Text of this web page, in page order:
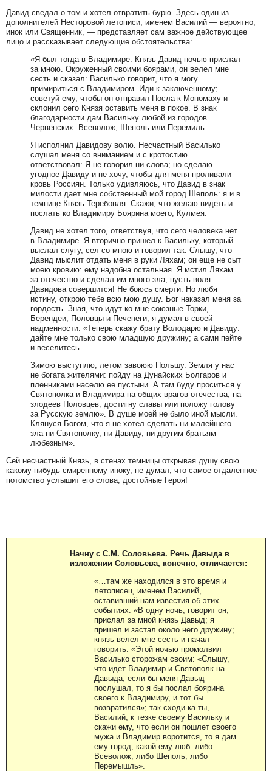
Давид сведал о том и хотел отвратить бурю. Здесь один из
дополнителей Несторовой летописи, именем Василий — вероятно,
инок или Священник, — представляет сам важное действующее
лицо и рассказывает следующие обстоятельства:
«Я был тогда в Владимире. Князь Давид ночью прислал
за мною. Окруженный своими боярами, он велел мне
сесть и сказал: Василько говорит, что я могу
примириться с Владимиром. Иди к заключенному;
советуй ему, чтобы он отправил Посла к Мономаху и
склонил сего Князя оставить меня в покое. В знак
благодарности дам Васильку любой из городов
Червенских: Всеволож, Шеполь или Перемиль.
Я исполнил Давидову волю. Несчастный Василько
слушал меня со вниманием и с кротостию
ответствовал: Я не говорил ни слова; но сделаю
угодное Давиду и не хочу, чтобы для меня проливали
кровь Россиян. Только удивляюсь, что Давид в знак
милости дает мне собственный мой город Шеполь: я и в
темнице Князь Теребовля. Скажи, что желаю видеть и
послать ко Владимиру Боярина моего, Кулмея.
Давид не хотел того, ответствуя, что сего человека нет
в Владимире. Я вторично пришел к Васильку, который
выслал слугу, сел со мною и говорил так: Слышу, что
Давид мыслит отдать меня в руки Ляхам; он еще не сыт
моею кровию: ему надобна остальная. Я мстил Ляхам
за отечество и сделал им много зла; пусть воля
Давидова совершится! Не боюсь смерти. Но любя
истину, открою тебе всю мою душу. Бог наказал меня за
гордость. Зная, что идут ко мне союзные Торки,
Берендеи, Половцы и Печенеги, я думал в своей
надменности: «Теперь скажу брату Володарю и Давиду:
дайте мне только свою младшую дружину; а сами пейте
и веселитесь.
Зимою выступлю, летом завоюю Польшу. Земля у нас
не богата жителями: пойду на Дунайских Болгаров и
пленниками населю ее пустыни. А там буду проситься у
Святополка и Владимира на общих врагов отечества, на
злодеев Половцев; достигну славы или положу голову
за Русскую землю». В душе моей не было иной мысли.
Клянуся Богом, что я не хотел сделать ни малейшего
зла ни Святополку, ни Давиду, ни другим братьям
любезным».
Сей несчастный Князь, в стенах темницы открывая душу свою
какому-нибудь смиренному иноку, не думал, что самое отдаленное
потомство услышит его слова, достойные Героя!
Начну с С.М. Соловьева. Речь Давыда в
изложении Соловьева, конечно, отличается:
«…там же находился в это время и
летописец, именем Василий,
оставивший нам известия об этих
событиях. «В одну ночь, говорит он,
прислал за мной князь Давыд; я
пришел и застал около него дружину;
князь велел мне сесть и начал
говорить: «Этой ночью промолвил
Василько сторожам своим: «Слышу,
что идет Владимир и Святополк на
Давыда; если бы меня Давыд
послушал, то я бы послал боярина
своего к Владимиру, и тот бы
возвратился»; так сходи-ка ты,
Василий, к тезке своему Васильку и
скажи ему, что если он пошлет своего
мужа и Владимир воротится, то я дам
ему город, какой ему люб: либо
Всеволож, либо Шеполь, либо
Перемышль».